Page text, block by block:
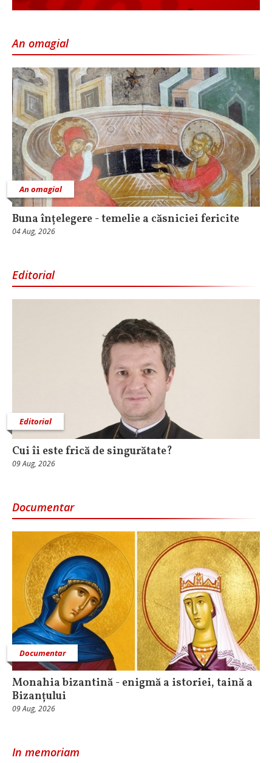
An omagial
An omagial
Buna înțelegere - temelie a căsniciei fericite
04 Aug, 2026
Editorial
Editorial
Cui îi este frică de singurătate?
09 Aug, 2026
Documentar
Documentar
Monahia bizantină - enigmă a istoriei, taină a
Bizanțului
09 Aug, 2026
In memoriam